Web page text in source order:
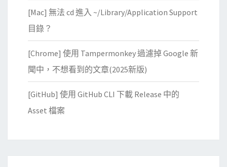
[Mac] 無法 cd 進入 ~/Library/Application Support
目錄？
[Chrome] 使用 Tampermonkey 過濾掉 Google 新
聞中，不想看到的文章(2025新版)
[GitHub] 使用 GitHub CLI 下載 Release 中的
Asset 檔案